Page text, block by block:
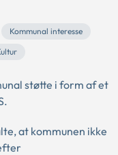
Kommunal interesse
støtte i form af et
at kommunen ikke